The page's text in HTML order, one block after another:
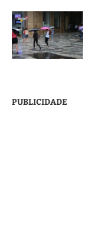
PUBLICIDADE